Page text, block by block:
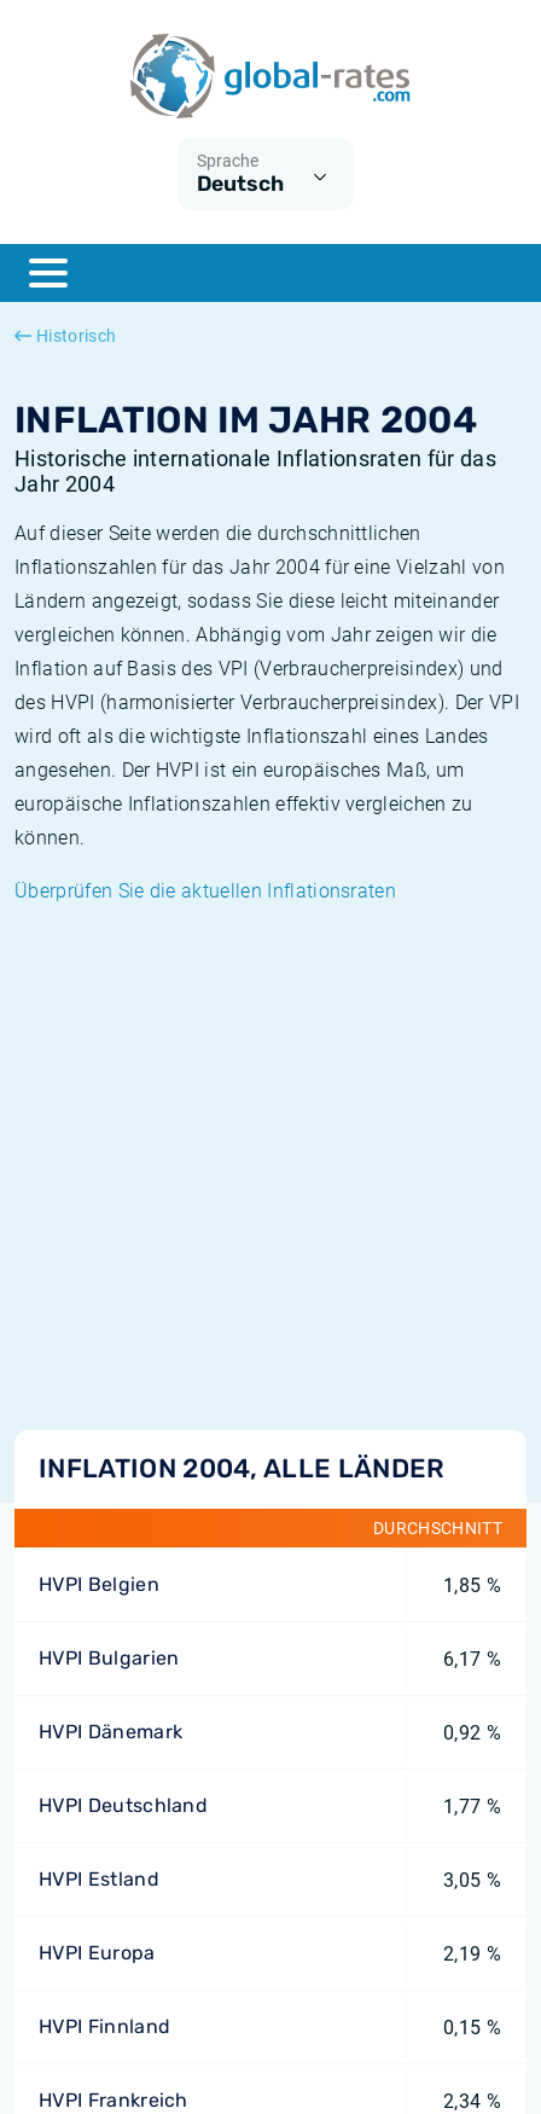
Sprache
Deutsch
Historisch
INFLATION IM JAHR 2004
Historische internationale Inflationsraten für das
Jahr 2004
Auf dieser Seite werden die durchschnittlichen
Inflationszahlen für das Jahr 2004 für eine Vielzahl von
Ländern angezeigt, sodass Sie diese leicht miteinander
vergleichen können. Abhängig vom Jahr zeigen wir die
Inflation auf Basis des VPI (Verbraucherpreisindex) und
des HVPI (harmonisierter Verbraucherpreisindex). Der VPI
wird oft als die wichtigste Inflationszahl eines Landes
angesehen. Der HVPI ist ein europäisches Maß, um
europäische Inflationszahlen effektiv vergleichen zu
können.
Überprüfen Sie die aktuellen Inflationsraten
INFLATION 2004, ALLE LÄNDER
DURCHSCHNITT
HVPI Belgien 1,85 %
HVPI Bulgarien 6,17 %
HVPI Dänemark 0,92 %
HVPI Deutschland 1,77 %
HVPI Estland 3,05 %
HVPI Europa 2,19 %
HVPI Finnland 0,15 %
HVPI Frankreich 2,34 %
ESTER
SONIA
Was ist die VPI-Inflation?
Was ist die HVPI-Inflation?
Deutsche inflation
Europäische inflation
Historische Euribor-Sätze
Historische ESTER-Sätze
Historische SOFR-Sätze
Historische SONIA-Sätze
Inflationsrechner